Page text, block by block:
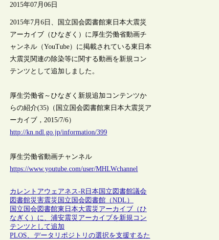
2015年07月06日
2015年7月6日、国立国会図書館東日本大震災
アーカイブ（ひなぎく）に厚生労働省動画チ
ャンネル（YouTube）に掲載されている東日本
大震災関連の除染等に関する動画を新規コン
テンツとして追加しました。
厚生労働省～ひなぎく新規追加コンテンツか
らの紹介(35)（国立国会図書館東日本大震災ア
ーカイブ，2015/7/6）
http://kn.ndl.go.jp/information/399
厚生労働省動画チャンネル
https://www.youtube.com/user/MHLWchannel
カレントアウェアネス-R日本 国立図書館議会
図書館災害震災 国立国会図書館（NDL）
国立国会図書館東日本大震災アーカイブ（ひ
なぎく）に、浦安震災アーカイブを新規コン
テンツとして追加
PLOS、データリポジトリの選択を支援するた